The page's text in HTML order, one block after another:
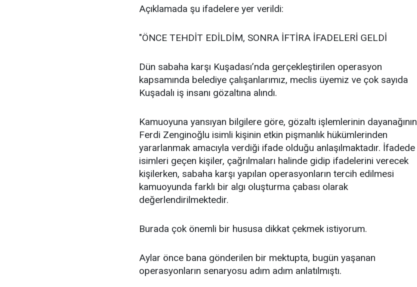
Açıklamada şu ifadelere yer verildi:
"ÖNCE TEHDİT EDİLDİM, SONRA İFTİRA İFADELERİ GELDİ
Dün sabaha karşı Kuşadası’nda gerçekleştirilen operasyon
kapsamında belediye çalışanlarımız, meclis üyemiz ve çok sayıda
Kuşadalı iş insanı gözaltına alındı.
Kamuoyuna yansıyan bilgilere göre, gözaltı işlemlerinin dayanağının
Ferdi Zenginoğlu isimli kişinin etkin pişmanlık hükümlerinden
yararlanmak amacıyla verdiği ifade olduğu anlaşılmaktadır. İfadede
isimleri geçen kişiler, çağrılmaları halinde gidip ifadelerini verecek
kişilerken, sabaha karşı yapılan operasyonların tercih edilmesi
kamuoyunda farklı bir algı oluşturma çabası olarak
değerlendirilmektedir.
Burada çok önemli bir hususa dikkat çekmek istiyorum.
Aylar önce bana gönderilen bir mektupta, bugün yaşanan
operasyonların senaryosu adım adım anlatılmıştı.